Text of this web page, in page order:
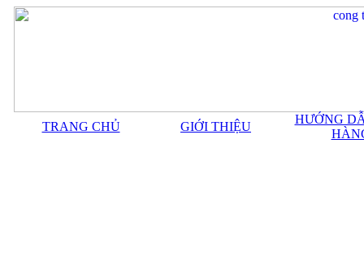
TRANG CHỦ GIỚI THIỆU
HƯỚNG